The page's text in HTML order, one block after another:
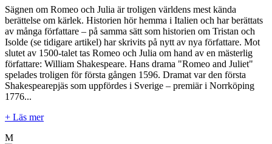
Sägnen om Romeo och Julia är troligen världens mest kända
berättelse om kärlek. Historien hör hemma i Italien och har berättats
av många författare – på samma sätt som historien om Tristan och
Isolde (se tidigare artikel) har skrivits på nytt av nya författare. Mot
slutet av 1500-talet tas Romeo och Julia om hand av en mästerlig
författare: William Shakespeare. Hans drama "Romeo and Juliet"
spelades troligen för första gången 1596. Dramat var den första
Shakespearepjäs som uppfördes i Sverige – premiär i Norrköping
1776...
+ Läs mer
M